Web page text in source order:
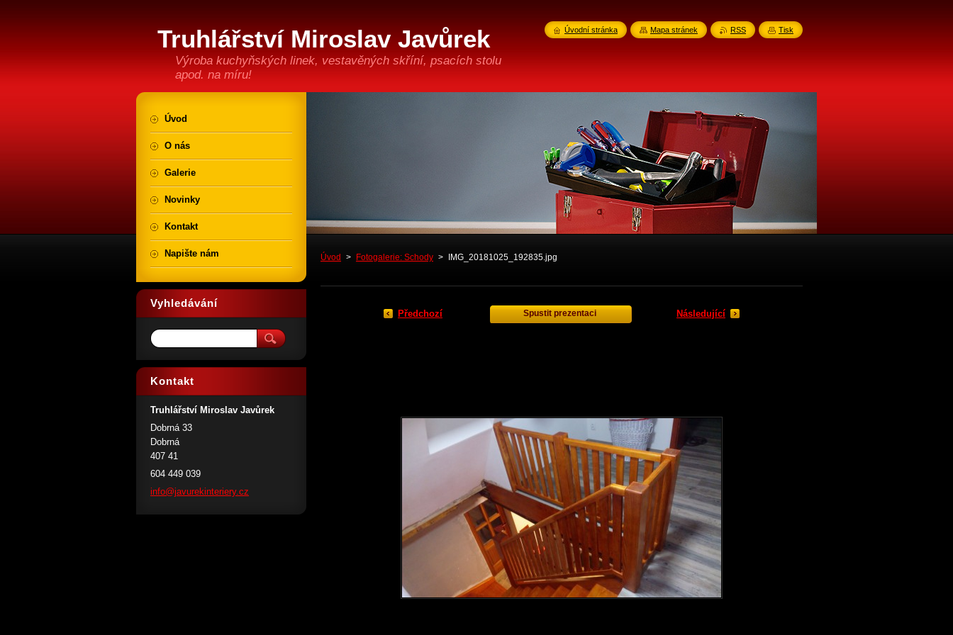
Truhlářství Miroslav Javůrek
Výroba kuchyňských linek, vestavěných skříní, psacích stolu
apod. na míru!
Úvod > Fotogalerie: Schody > IMG_20181025_192835.jpg
Předchozí Spustit prezentaci Následující
Úvod
O nás
Galerie
Novinky
Kontakt
Napište nám
Vyhledávání
Kontakt
Truhlářství Miroslav Javůrek
Dobrná 33
Dobrná
407 41
604 449 039
info@javurekinteriery.cz
Úvodní stránka Mapa stránek RSS Tisk